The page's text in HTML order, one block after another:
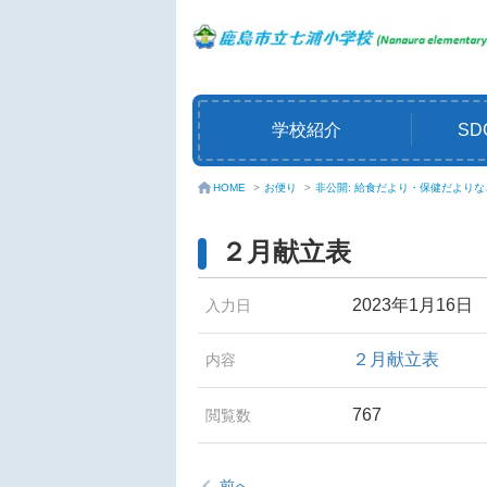
学校紹介
HOME > お便り > 非公開: 給食だより・保健だよりな
２月献立表
入力日 2023年1月16日
内容 ２月献立表
閲覧数 767